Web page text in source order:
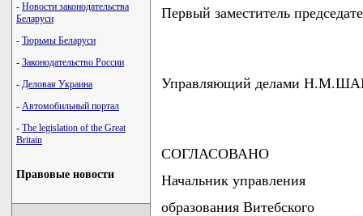
- Новости законодательства
Беларуси
- Тюрьмы Беларуси
- Законодательство России
- Деловая Украина
- Автомобильный портал
- The legislation of the Great
Britain
Правовые новости
Первый заместитель
Управляющий делами
СОГЛАСОВАНО
Начальник управления
образования Витебского